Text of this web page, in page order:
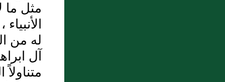
مثل ما
له من
آل